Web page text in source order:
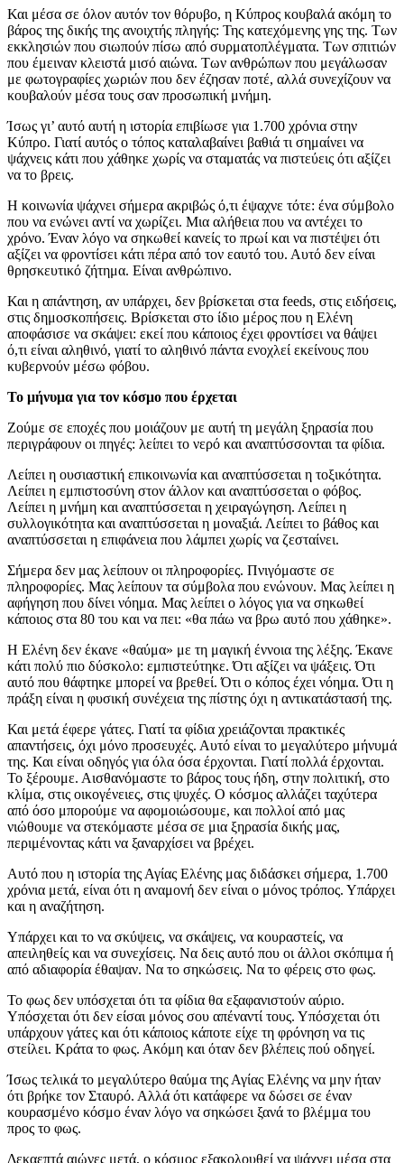
Και μέσα σε όλον αυτόν τον θόρυβο, η Κύπρος κουβαλά ακόμη το
βάρος της δικής της ανοιχτής πληγής: Της κατεχόμενης γης της. Των
εκκλησιών που σιωπούν πίσω από συρματοπλέγματα. Των σπιτιών
που έμειναν κλειστά μισό αιώνα. Των ανθρώπων που μεγάλωσαν
με φωτογραφίες χωριών που δεν έζησαν ποτέ, αλλά συνεχίζουν να
κουβαλούν μέσα τους σαν προσωπική μνήμη.
Ίσως γι’ αυτό αυτή η ιστορία επιβίωσε για 1.700 χρόνια στην
Κύπρο. Γιατί αυτός ο τόπος καταλαβαίνει βαθιά τι σημαίνει να
ψάχνεις κάτι που χάθηκε χωρίς να σταματάς να πιστεύεις ότι αξίζει
να το βρεις.
Η κοινωνία ψάχνει σήμερα ακριβώς ό,τι έψαχνε τότε: ένα σύμβολο
που να ενώνει αντί να χωρίζει. Μια αλήθεια που να αντέχει το
χρόνο. Έναν λόγο να σηκωθεί κανείς το πρωί και να πιστέψει ότι
αξίζει να φροντίσει κάτι πέρα από τον εαυτό του. Αυτό δεν είναι
θρησκευτικό ζήτημα. Είναι ανθρώπινο.
Και η απάντηση, αν υπάρχει, δεν βρίσκεται στα feeds, στις ειδήσεις,
στις δημοσκοπήσεις. Βρίσκεται στο ίδιο μέρος που η Ελένη
αποφάσισε να σκάψει: εκεί που κάποιος έχει φροντίσει να θάψει
ό,τι είναι αληθινό, γιατί το αληθινό πάντα ενοχλεί εκείνους που
κυβερνούν μέσω φόβου.
Το μήνυμα για τον κόσμο που έρχεται
Ζούμε σε εποχές που μοιάζουν με αυτή τη μεγάλη ξηρασία που
περιγράφουν οι πηγές: λείπει το νερό και αναπτύσσονται τα φίδια.
Λείπει η ουσιαστική επικοινωνία και αναπτύσσεται η τοξικότητα.
Λείπει η εμπιστοσύνη στον άλλον και αναπτύσσεται ο φόβος.
Λείπει η μνήμη και αναπτύσσεται η χειραγώγηση. Λείπει η
συλλογικότητα και αναπτύσσεται η μοναξιά. Λείπει το βάθος και
αναπτύσσεται η επιφάνεια που λάμπει χωρίς να ζεσταίνει.
Σήμερα δεν μας λείπουν οι πληροφορίες. Πνιγόμαστε σε
πληροφορίες. Μας λείπουν τα σύμβολα που ενώνουν. Μας λείπει η
αφήγηση που δίνει νόημα. Μας λείπει ο λόγος για να σηκωθεί
κάποιος στα 80 του και να πει: «θα πάω να βρω αυτό που χάθηκε».
Η Ελένη δεν έκανε «θαύμα» με τη μαγική έννοια της λέξης. Έκανε
κάτι πολύ πιο δύσκολο: εμπιστεύτηκε. Ότι αξίζει να ψάξεις. Ότι
αυτό που θάφτηκε μπορεί να βρεθεί. Ότι ο κόπος έχει νόημα. Ότι η
πράξη είναι η φυσική συνέχεια της πίστης όχι η αντικατάστασή της.
Και μετά έφερε γάτες. Γιατί τα φίδια χρειάζονται πρακτικές
απαντήσεις, όχι μόνο προσευχές. Αυτό είναι το μεγαλύτερο μήνυμά
της. Και είναι οδηγός για όλα όσα έρχονται. Γιατί πολλά έρχονται.
Το ξέρουμε. Αισθανόμαστε το βάρος τους ήδη, στην πολιτική, στο
κλίμα, στις οικογένειες, στις ψυχές. Ο κόσμος αλλάζει ταχύτερα
από όσο μπορούμε να αφομοιώσουμε, και πολλοί από μας
νιώθουμε να στεκόμαστε μέσα σε μια ξηρασία δικής μας,
περιμένοντας κάτι να ξαναρχίσει να βρέχει.
Αυτό που η ιστορία της Αγίας Ελένης μας διδάσκει σήμερα, 1.700
χρόνια μετά, είναι ότι η αναμονή δεν είναι ο μόνος τρόπος. Υπάρχει
και η αναζήτηση.
Υπάρχει και το να σκύψεις, να σκάψεις, να κουραστείς, να
απειληθείς και να συνεχίσεις. Να δεις αυτό που οι άλλοι σκόπιμα ή
από αδιαφορία έθαψαν. Να το σηκώσεις. Να το φέρεις στο φως.
Το φως δεν υπόσχεται ότι τα φίδια θα εξαφανιστούν αύριο.
Υπόσχεται ότι δεν είσαι μόνος σου απέναντί τους. Υπόσχεται ότι
υπάρχουν γάτες και ότι κάποιος κάποτε είχε τη φρόνηση να τις
στείλει. Κράτα το φως. Ακόμη και όταν δεν βλέπεις πού οδηγεί.
Ίσως τελικά το μεγαλύτερο θαύμα της Αγίας Ελένης να μην ήταν
ότι βρήκε τον Σταυρό. Αλλά ότι κατάφερε να δώσει σε έναν
κουρασμένο κόσμο έναν λόγο να σηκώσει ξανά το βλέμμα του
προς το φως.
Δεκαεπτά αιώνες μετά, ο κόσμος εξακολουθεί να ψάχνει μέσα στα